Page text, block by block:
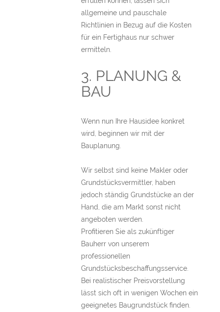
allgemeine und pauschale
Richtlinien in Bezug auf die Kosten
für ein Fertighaus nur schwer
ermitteln.
3. PLANUNG &
BAU
Wenn nun Ihre Hausidee konkret
wird, beginnen wir mit der
Bauplanung.
Wir selbst sind keine Makler oder
Grundstücksvermittler, haben
jedoch ständig Grundstücke an der
Hand, die am Markt sonst nicht
angeboten werden.
Profitieren Sie als zukünftiger
Bauherr von unserem
professionellen
Grundstücksbeschaffungsservice.
Bei realistischer Preisvorstellung
lässt sich oft in wenigen Wochen ein
geeignetes Baugrundstück finden.